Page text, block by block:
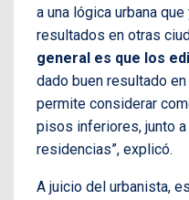
a una lógica urbana
resultados en otras
general es que los
dado buen resultado
permite considerar
pisos inferiores, junto
residencias”, explicó.
A juicio del urbanista,